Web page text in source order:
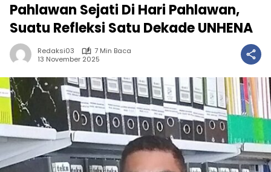
Pahlawan Sejati Di Hari Pahlawan,
Suatu Refleksi Satu Dekade UNHENA
Redaksi03
7 Min Baca
13 November 2025